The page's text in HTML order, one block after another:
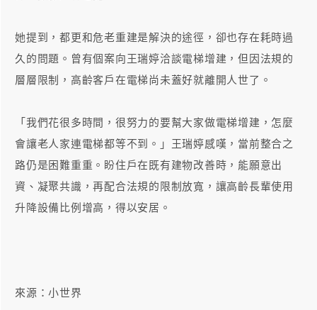
她提到，都更和危老重建是解決的途徑，卻也存在耗時過
久的問題。曾有個案向王瑞婷洽談電梯增建，但因法規的
層層限制，高齡客戶在電梯尚未蓋好就離開人世了。
「我們花很多時間，很努力的要幫大家做電梯增建，怎麼
會讓老人家連電梯都等不到。」王瑞婷感嘆，當前整合之
路仍是困難重重。盼住戶在既有建物改善時，能願意出
資、凝聚共識，再配合法規的限制放寬，讓高齡長輩使用
升降設備比例增高，得以安居。
來源：小世界